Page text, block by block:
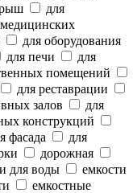
для
для оборудования
для печи
для
помещений
для реставрации
залов
для
конструкций
фасада
для
дорожная
для воды
емкости
емкостные